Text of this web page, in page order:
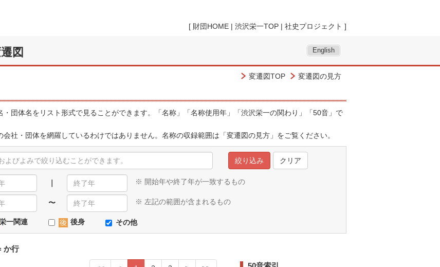
[ 財団HOME | 渋沢栄一TOP | 社史プロジェクト ]
English
図
変遷図TOP 変遷図の見方
団体名をリスト形式で見ることができます。「名称」「名称使用年」「渋沢栄一の関わり」「50音」で
社・団体を網羅しているわけではありません。名称の収録範囲は「変遷図の見方 」をご覧ください。
クリア
※ 開始年や終了年が一致するもの
〜 ※ 左記の範囲が含まれるもの
一関連 後身 その他
か行